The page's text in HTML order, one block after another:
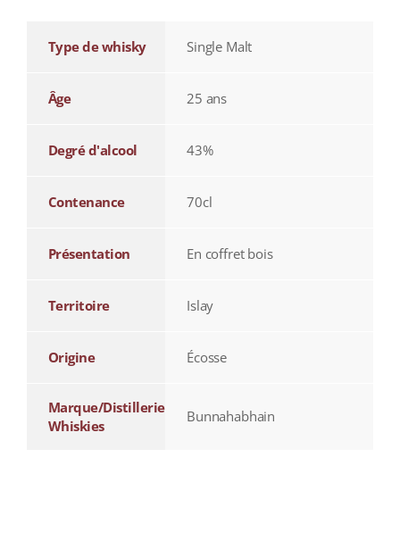
Type de whisky Single Malt
Âge 25 ans
Degré d'alcool 43%
Contenance 70cl
Présentation En coffret bois
Territoire Islay
Origine Écosse
Marque/Distillerie
Whiskies
Bunnahabhain